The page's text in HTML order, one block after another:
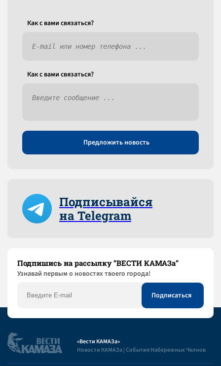
Как c вами связаться?
Как c вами связаться?
Предложить новость
Подписывайся
на Telegram
Подпишись на рассылку “ВЕСТИ КАМАЗа”
Узнaвай первым о новостях твоего города!
«Вести КАМАЗа»
Новости КАМАЗа | События Набережных Челнов